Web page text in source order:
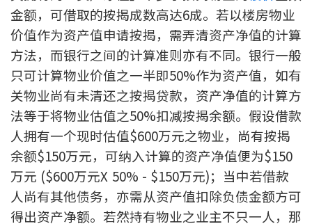
中原按揭标签优惠
推荐齐齐友赏
按揭工具
按揭计算
转按计算
置业预算
金额，可借取的按揭成数高达6成。若以楼房物业
价值作为资产值申请按揭，需弄清资产净值的计算
方法，而银行之间的计算准则亦有不同。银行一般
只可计算物业价值之一半即50%作为资产值，如有
关物业尚有未清还之按揭贷款，资产净值的计算方
法等于将物业估值之50%扣减按揭余额。假设借款
人拥有一个现时估值$600万元之物业，尚有按揭
余额$150万元，可纳入计算的资产净值便为$150
万元 ($600万元X 50% - $150万元)；当中若借款
人尚有其他债务，亦需从资产值扣除负债金额方可
得出资产净额。若然持有物业之业主不只一人，那